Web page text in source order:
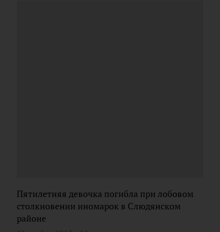
Пятилетняя девочка погибла при лобовом
столкновении иномарок в Слюдянском
районе